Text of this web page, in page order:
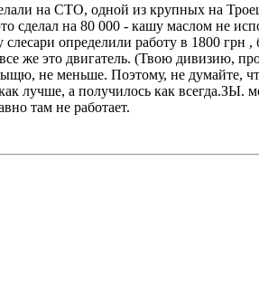
на СТО, одной из крупных на
сделал на 80 000 - кашу маслом не
определили работу в 1800 грн ,
же это двигатель. (Твою дивизию,
не меньше. Поэтому, не думайте,
лучше, а получилось как
там не работает.